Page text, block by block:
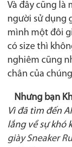
Và đây cũng là
người sử dụng
mình một đôi
có size thì
nghiêm cũng
chân của
Nhưng bạn
Vì đã tìm đến
lắng về sự khó
giày Sneaker